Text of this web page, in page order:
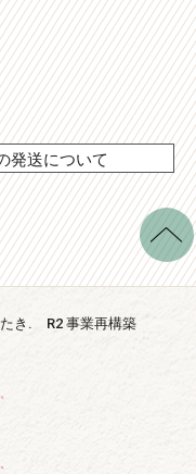
発送について
き . R2 事業再構築